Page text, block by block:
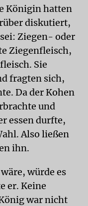
Königin hatten
diskutiert,
Ziegen- oder
Ziegenfleisch,
Sie
fragten sich,
Da der Kohen
und
essen durfte,
Also ließen
ihn.
würde es
er. Keine
war nicht